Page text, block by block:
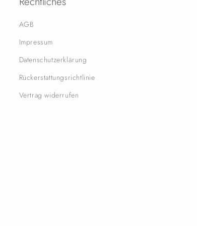
AGB
Impressum
Datenschutzerklärung
Rückerstattungsrichtlinie
Vertrag widerrufen